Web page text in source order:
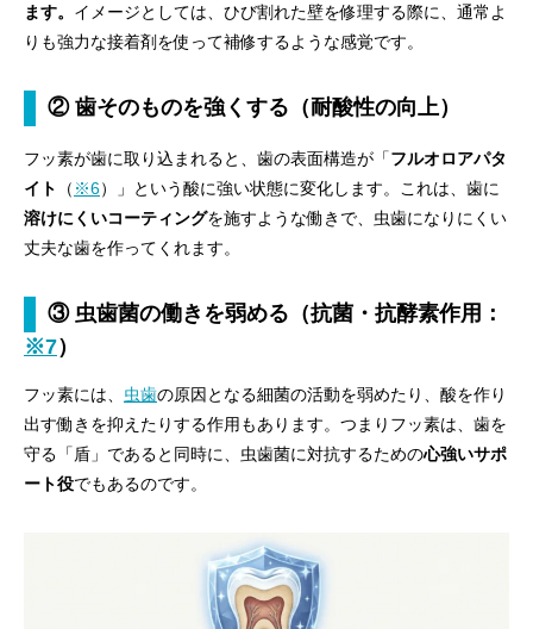
ます。 イメージとしては、ひび割れた壁を修理する際に、通常よ
りも強力な接着剤を使って補修するような感覚です。
② 歯そのものを強くする（耐酸性の向上）
フッ素が歯に取り込まれると、歯の表面構造が「フルオロアパタ
イト
（ ※6）」という酸に強い状態に変化します。これは、歯に
溶けにくいコーティングを施すような働きで、虫歯になりにくい
丈夫な歯を作ってくれます。
③ 虫歯菌の働きを弱める（抗菌・抗酵素作用：
※7）
フッ素には、 虫歯の原因となる細菌の活動を弱めたり、酸を作り
出す働きを抑えたりする作用もあります。つまりフッ素は、歯を
守る「盾」であると同時に、虫歯菌に対抗するための心強いサポ
ート役でもあるのです。